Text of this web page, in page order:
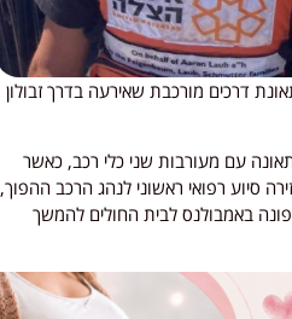
דרכים מורכבת שאירעה בדרך זבולון
עם מעורבות שני כלי רכב, כאשר
סיוע רפואי ראשוני לנהג הרכב ההפוך,
פונה באמבולנס לבית החולים להמשך